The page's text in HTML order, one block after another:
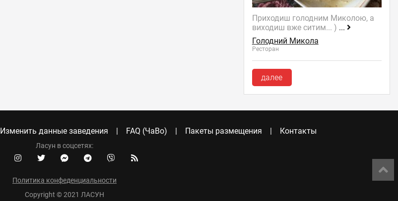
Приходиш голодним Миколою, а
виходиш вже ситим... ) ...
Голодний Микола
Ресторан
далее
Изменить данные заведения FAQ (ЧаВо) Пакеты размещения Контакты
Ласун в соцсетях:
Политика конфеденциальности
Copyright © 2021 ЛАСУН